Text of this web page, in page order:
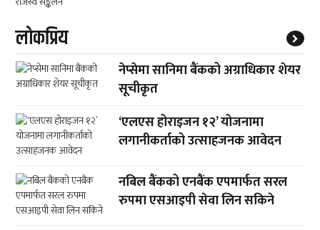
लाेकप्रिय
नेप्सेमा सानिमा बैंकको अग्राधिकार शेयर
सूचीकृत
‘एलएस होराइजन १२’ योजनामा
लगानीकर्ताको उत्साहजनक आवेदन
नबिल बैंकको एनबैंक एपमार्फत सरल
रुपमा एसआइपी सेवा लिन सकिने